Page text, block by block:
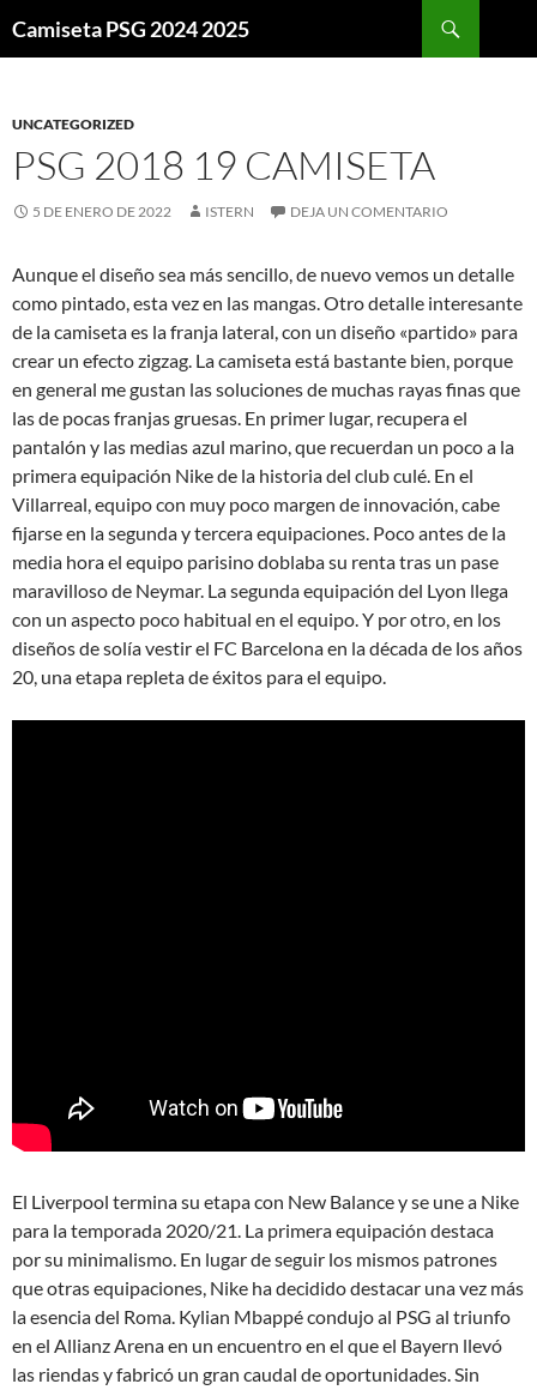
Camiseta PSG 2024 2025
UNCATEGORIZED
PSG 2018 19 CAMISETA
5 DE ENERO DE 2022 ISTERN DEJA UN COMENTARIO
Aunque el diseño sea más sencillo, de nuevo vemos un detalle
como pintado, esta vez en las mangas. Otro detalle interesante
de la camiseta es la franja lateral, con un diseño «partido» para
crear un efecto zigzag. La camiseta está bastante bien, porque
en general me gustan las soluciones de muchas rayas finas que
las de pocas franjas gruesas. En primer lugar, recupera el
pantalón y las medias azul marino, que recuerdan un poco a la
primera equipación Nike de la historia del club culé. En el
Villarreal, equipo con muy poco margen de innovación, cabe
fijarse en la segunda y tercera equipaciones. Poco antes de la
media hora el equipo parisino doblaba su renta tras un pase
maravilloso de Neymar. La segunda equipación del Lyon llega
con un aspecto poco habitual en el equipo. Y por otro, en los
diseños de solía vestir el FC Barcelona en la década de los años
20, una etapa repleta de éxitos para el equipo.
El Liverpool termina su etapa con New Balance y se une a Nike
para la temporada 2020/21. La primera equipación destaca
por su minimalismo. En lugar de seguir los mismos patrones
que otras equipaciones, Nike ha decidido destacar una vez más
la esencia del Roma. Kylian Mbappé condujo al PSG al triunfo
en el Allianz Arena en un encuentro en el que el Bayern llevó
las riendas y fabricó un gran caudal de oportunidades. Sin